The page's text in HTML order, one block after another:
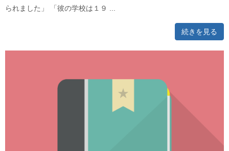
られました」 「彼の学校は１９ ...
続きを見る